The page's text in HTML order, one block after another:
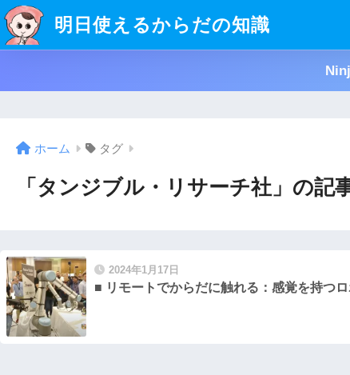
明日使えるからだの知識
ホーム タグ
「タンジブル・リサーチ社」の記
2024年1月17日
■ リモートでからだに触れる：感覚を持つ